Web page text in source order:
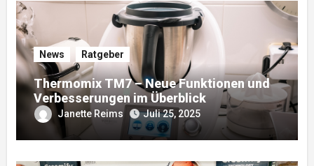
News Ratgeber
Thermomix TM7 – Neue Funktionen und
Verbesserungen im Überblick
Janette Reims Juli 25, 2025